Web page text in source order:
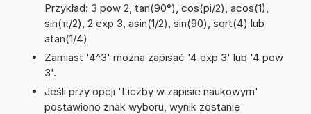
Przykład: 3 pow 2, tan(90°), cos(pi/2), acos(1),
sin(π/2), 2 exp 3, asin(1/2), sin(90), sqrt(4) lub
atan(1/4)
Zamiast '4^3' można zapisać '4 exp 3' lub '4 pow
3'.
Jeśli przy opcji 'Liczby w zapisie naukowym'
postawiono znak wyboru, wynik zostanie